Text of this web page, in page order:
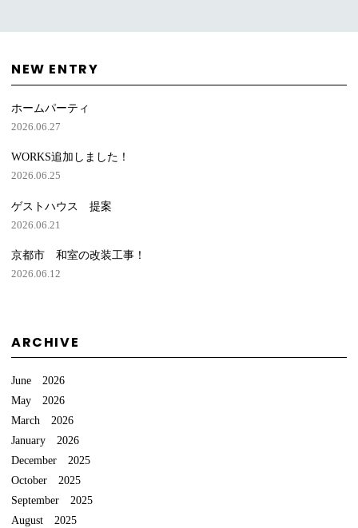
NEW ENTRY
ホームパーティ
2026.06.27
WORKS追加しました！
2026.06.25
ゲストハウス 提案
2026.06.21
京都市 和室の改装工事！
2026.06.12
ARCHIVE
June 2026
May 2026
March 2026
January 2026
December 2025
October 2025
September 2025
August 2025